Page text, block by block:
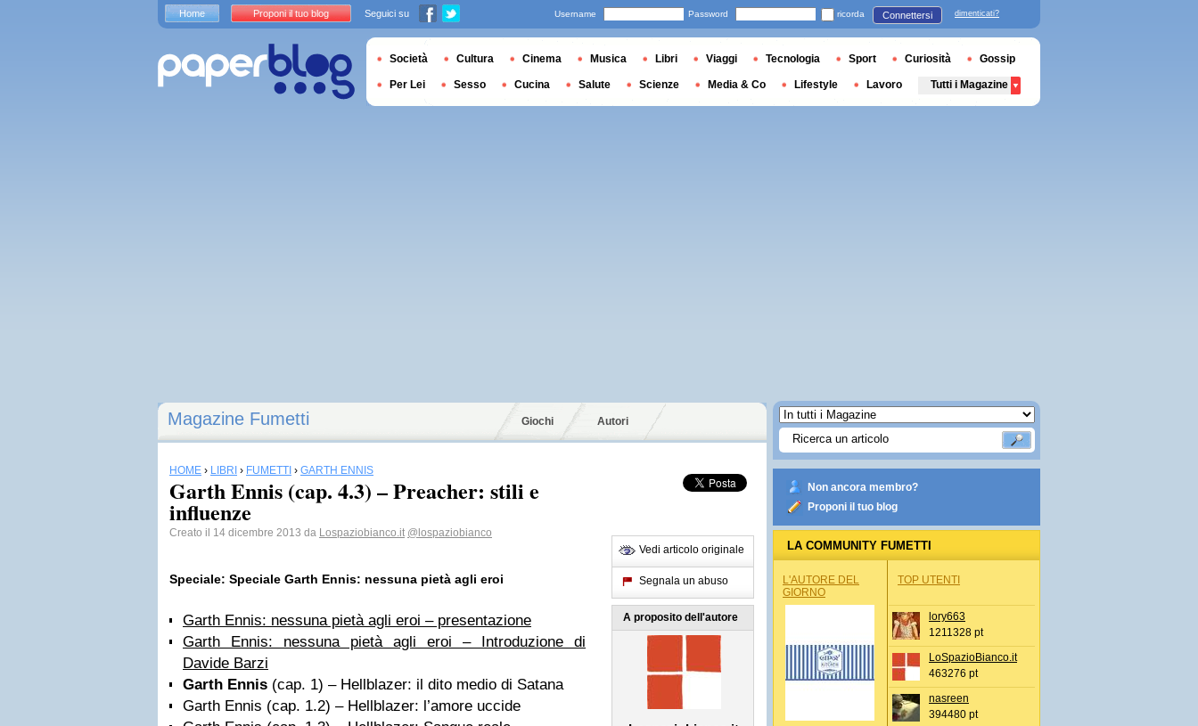
Magazine Fumetti Giochi Autori
HOME › LIBRI › FUMETTI › GARTH ENNIS
Garth Ennis (cap. 4.3) – Preacher: stili e
influenze
Creato il 14 dicembre 2013 da Lospaziobianco.it @lospaziobianco
Speciale: Speciale Garth Ennis: nessuna pietà agli eroi
Garth Ennis: nessuna pietà agli eroi – presentazione
Garth Ennis: nessuna pietà agli eroi – Introduzione di
Davide Barzi
Garth Ennis (cap. 1) – Hellblazer: il dito medio di Satana
Garth Ennis (cap. 1.2) – Hellblazer: l’amore uccide
Vedi articolo originale
Segnala un abuso
A proposito dell'autore
Non ancora membro?
Proponi il tuo blog
LA COMMUNITY FUMETTI
L'AUTORE DEL
GIORNO
TOP UTENTI
lory663
1211328 pt
LoSpazioBianco.it
463276 pt
nasreen
394480 pt
Home Proponi il tuo blog Seguici su Username Password ricorda Connettersi dimenticati?
Società Cultura Cinema Musica Libri Viaggi Tecnologia Sport Curiosità Gossip
Per Lei Sesso Cucina Salute Scienze Media & Co Lifestyle Lavoro Tutti i Magazine